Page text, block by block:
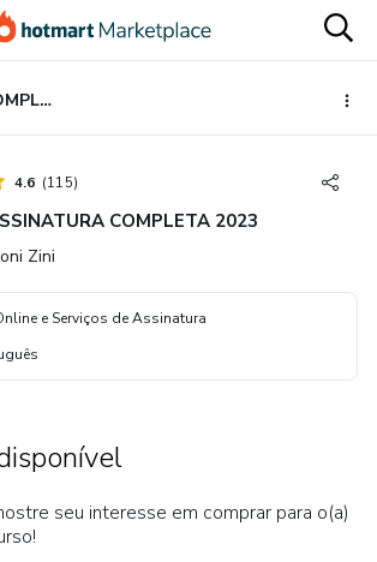
ASSINATURA COMPLETA 2023
4.6 (115)
COMPLETA 2023
Zini
e Serviços de Assinatura
seu interesse em comprar para o(a)